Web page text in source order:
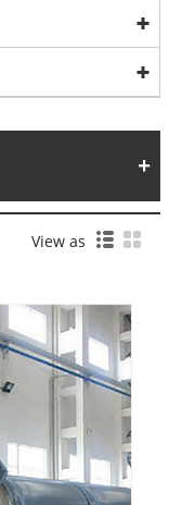
View as